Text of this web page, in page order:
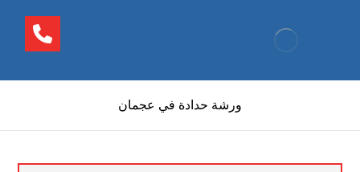
ورشة حدادة في عجمان